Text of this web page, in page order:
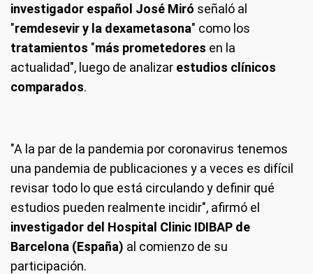
investigador español José Miró señaló al
"remdesevir y la dexametasona" como los
tratamientos "más prometedores en la
actualidad", luego de analizar estudios clínicos
comparados.
"A la par de la pandemia por coronavirus tenemos
una pandemia de publicaciones y a veces es difícil
revisar todo lo que está circulando y definir qué
estudios pueden realmente incidir", afirmó el
investigador del Hospital Clinic IDIBAP de
Barcelona (España) al comienzo de su
participación.